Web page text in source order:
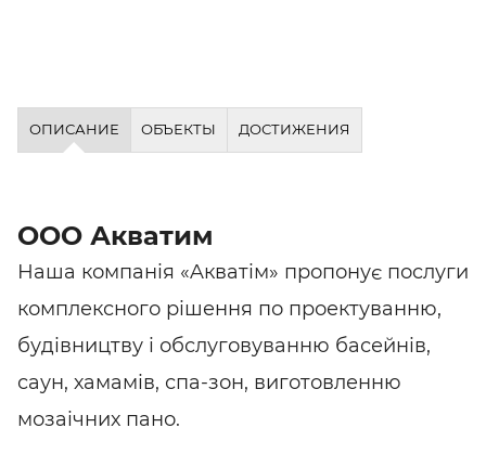
ОПИСАНИЕ ОБЪЕКТЫ ДОСТИЖЕНИЯ
ООО Акватим
Наша компанія «Aкватім» пропонує послуги
комплексного рішення по проектуванню,
будівництву і обслуговуванню басейнів,
саун, хамамів, спа-зон, виготовленню
мозаічних пано.